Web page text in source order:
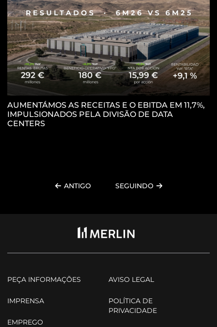
AUMENTÁMOS AS RECEITAS E O EBITDA EM 11,7%,
IMPULSIONADOS PELA DIVISÃO DE DATA
CENTERS
ANTIGO SEGUINDO
PEÇA INFORMAÇÕES
IMPRENSA
EMPREGO
AVISO LEGAL
POLÍTICA DE
PRIVACIDADE